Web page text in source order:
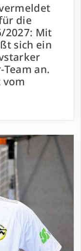
die
2027: Mit
sich ein
an.
vom